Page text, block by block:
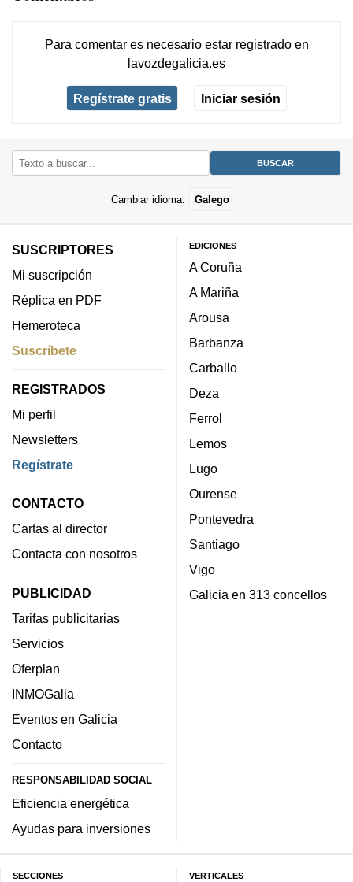
Para comentar es necesario estar registradoen
lavozdegalicia.es
Regístrate gratis Iniciar sesión
Cambiar idioma: Galego
SUSCRIPTORES
Mi suscripción
Réplica en PDF
Hemeroteca
Suscríbete
REGISTRADOS
Mi perfil
Newsletters
Regístrate
CONTACTO
Cartas al director
Contacta con nosotros
PUBLICIDAD
Tarifas publicitarias
Servicios
Oferplan
INMOGalia
Eventos en Galicia
Contacto
RESPONSABILIDAD SOCIAL
Eficiencia energética
Ayudas para inversiones
EDICIONES
A Coruña
A Mariña
Arousa
Barbanza
Carballo
Deza
Ferrol
Lemos
Lugo
Ourense
Pontevedra
Santiago
Vigo
Galicia en 313 concellos
SECCIONES VERTICALES